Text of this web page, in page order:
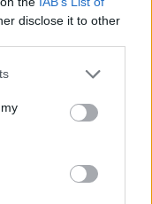
disclose it to other